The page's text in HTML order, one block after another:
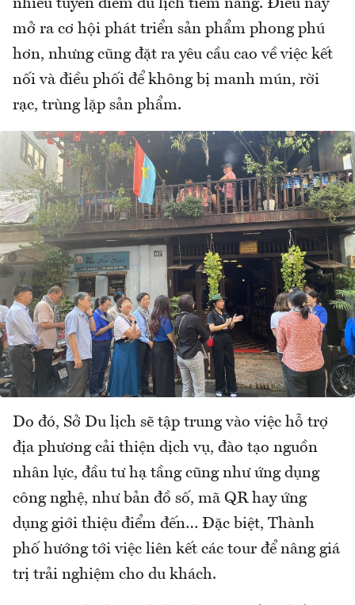
nhiều tuyến điểm du lịch tiềm năng. Điều này
mở ra cơ hội phát triển sản phẩm phong phú
hơn, nhưng cũng đặt ra yêu cầu cao về việc kết
nối và điều phối để không bị manh mún, rời
rạc, trùng lặp sản phẩm.
Do đó, Sở Du lịch sẽ tập trung vào việc hỗ trợ
địa phương cải thiện dịch vụ, đào tạo nguồn
nhân lực, đầu tư hạ tầng cũng như ứng dụng
công nghệ, như bản đồ số, mã QR hay ứng
dụng giới thiệu điểm đến… Đặc biệt, Thành
phố hướng tới việc liên kết các tour để nâng giá
trị trải nghiệm cho du khách.